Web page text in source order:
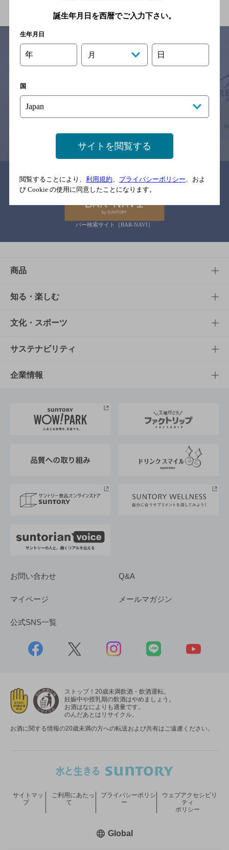
※それぞれのお店のメニューや営業時間などの掲載情報については、
予告なしに変更されることがありますので、
念のためお店にご確認の上ご来店くださいますようお願い申し上げま
情報提供：ぐるなび
関連リンク
バー検索サイト［BAR-NAVI］
商品
商品TOP
商品一覧
商品発売情報
栄養成分一覧
知る・楽しむ
知る・楽しむTOP
キャンペーン
工場見学
地域情報
文化・スポーツ
文化・スポーツTOP
サントリーホール
サントリーサンバーズ大阪
サステナビリティ
サステナビリティTOP
サントリーが考えるサステナビリティ経営
企業情報
企業概要
採用情報
お問い合わせ Q&A
マイページ メールマガジン
公式SNS一覧
ストップ！20歳未満飲酒・飲酒運転。
妊娠中や授乳期の飲酒はやめましょう。
お酒はなによりも適量です。
のんだあとはリサイクル。
お酒に関する情報の20歳未満の方への転送および共有はご遠慮ください。
サイトマッ
プ
ご利用にあたっ
て
プライバシーポリシ
ー
ウェブアクセシビリ
ティ
ポリシー
Global新しいウィンドウで開く
誕生年月日を西暦でご入力下さい。
生年月日
年 月 日
国
サイトを閲覧する
閲覧することにより、 利用規約、 プライバシーポリシー、およ
び Cookie の使用に同意したことになります。